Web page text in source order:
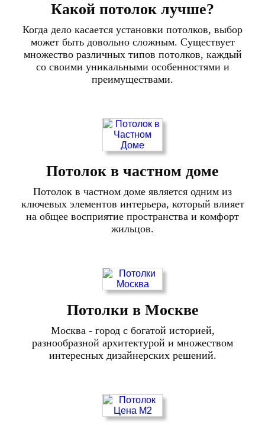
Какой потолок лучше?
Когда дело касается установки потолков, выбор
может быть довольно сложным. Существует
множество различных типов потолков, каждый
со своими уникальными особенностями и
преимуществами.
Потолок в частном доме
Потолок в частном доме является одним из
ключевых элементов интерьера, который влияет
на общее восприятие пространства и комфорт
жильцов.
Потолки в Москве
Москва - город с богатой историей,
разнообразной архитектурой и множеством
интересных дизайнерских решений.